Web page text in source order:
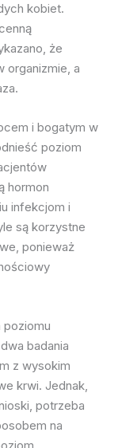
kobiet.
że
organizmie, a
i bogatym w
poziom
hormon
infekcjom i
są korzystne
ponieważ
poziomu
badania
z wysokim
krwi. Jednak,
potrzeba
na